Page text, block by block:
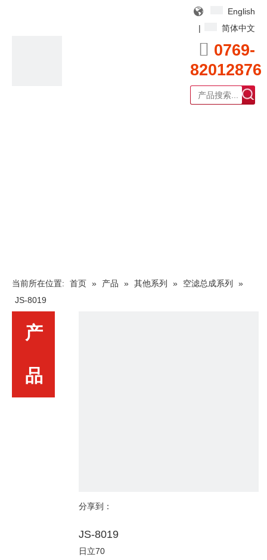
English
|
简体中文
 0769-
82012876
当前所在位置: 首页 » 产品 » 其他系列 » 空滤总成系列
»
JS-8019
产
品
分享到：
JS-8019
日立70